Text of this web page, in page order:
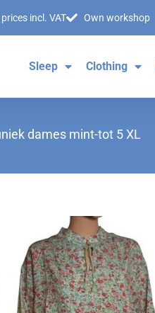
incl. VAT Own workshop
Sleep Clothing
dames mint-tot 5 XL